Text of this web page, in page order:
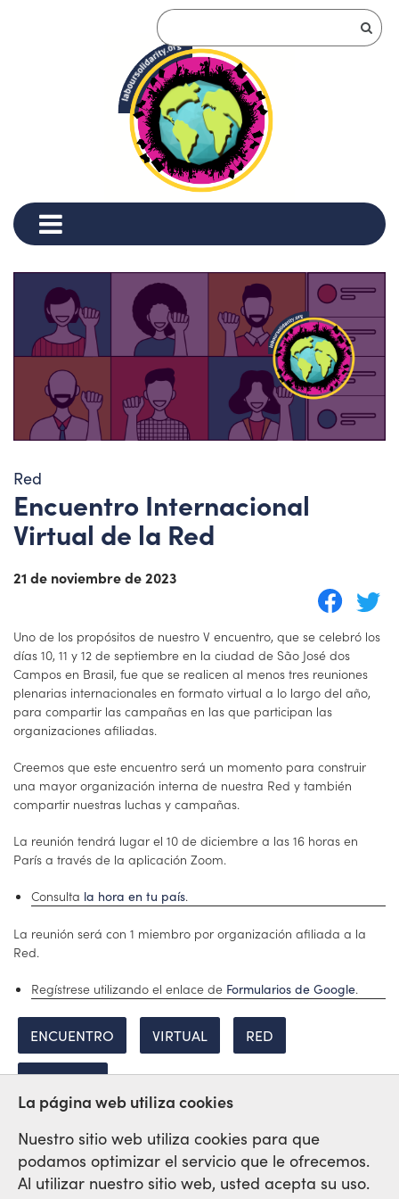
Red
Encuentro Internacional
Virtual de la Red
21 de noviembre de 2023
Uno de los propósitos de nuestro V encuentro, que se celebró los
días 10, 11 y 12 de septiembre en la ciudad de São José dos
Campos en Brasil, fue que se realicen al menos tres reuniones
plenarias internacionales en formato virtual a lo largo del año,
para compartir las campañas en las que participan las
organizaciones afiliadas.
Creemos que este encuentro será un momento para construir
una mayor organización interna de nuestra Red y también
compartir nuestras luchas y campañas.
La reunión tendrá lugar el 10 de diciembre a las 16 horas en
París a través de la aplicación Zoom.
Consulta la hora en tu país.
La reunión será con 1 miembro por organización afiliada a la
Red.
Regístrese utilizando el enlace de Formularios de Google.
ENCUENTRO VIRTUAL RED
PLENARIA
Red Sindical Internacional
La página web utiliza cookies
Nuestro sitio web utiliza cookies para que
podamos optimizar el servicio que le ofrecemos.
Al utilizar nuestro sitio web, usted acepta su uso.